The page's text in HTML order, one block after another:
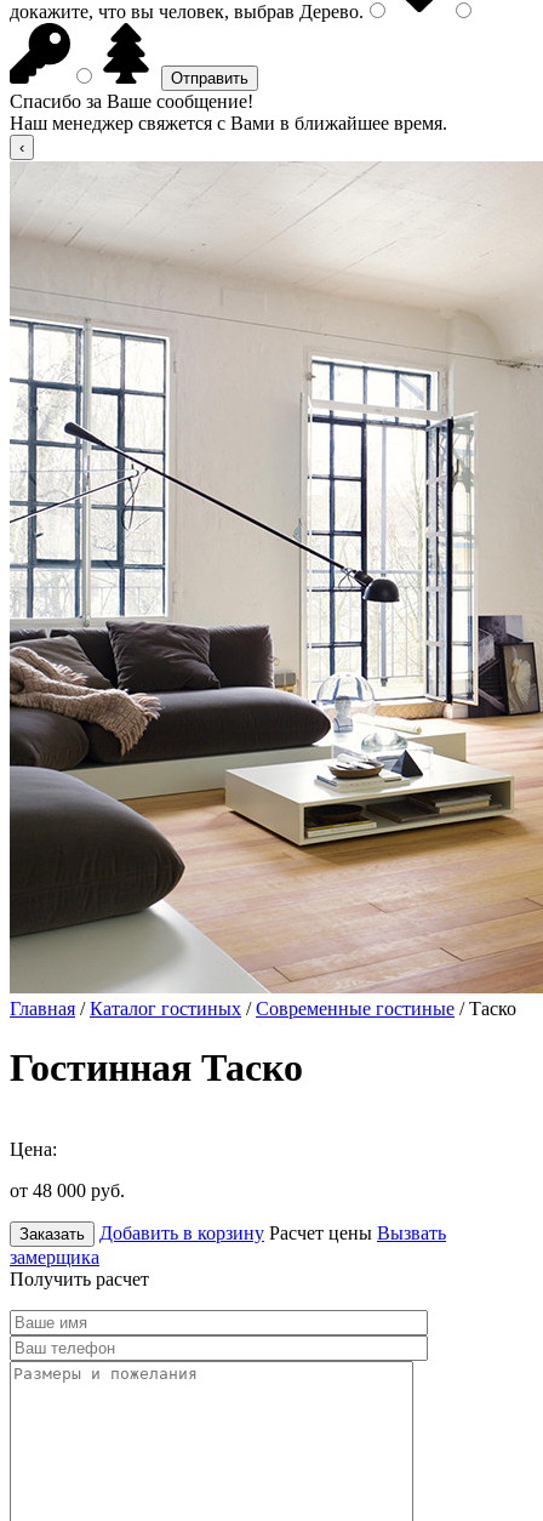
докажите, что вы человек, выбрав Дерево.
Спасибо за Ваше сообщение!
Наш менеджер свяжется с Вами в ближайшее время.
Главная /Каталог гостиных /Современные гостиные / Таско
Гостинная Таско
Цена:
от 48 000 руб.
Заказать Добавить в корзину Расчет цены Вызвать
замерщика
Получить расчет